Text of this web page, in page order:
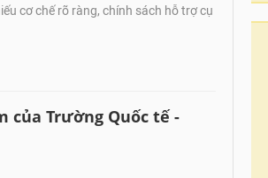
cơ chế rõ ràng, chính sách hỗ trợ cụ
của Trường Quốc tế -